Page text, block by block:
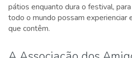
pátios enquanto dura o festival,
todo o mundo possam experienciar
que contêm.